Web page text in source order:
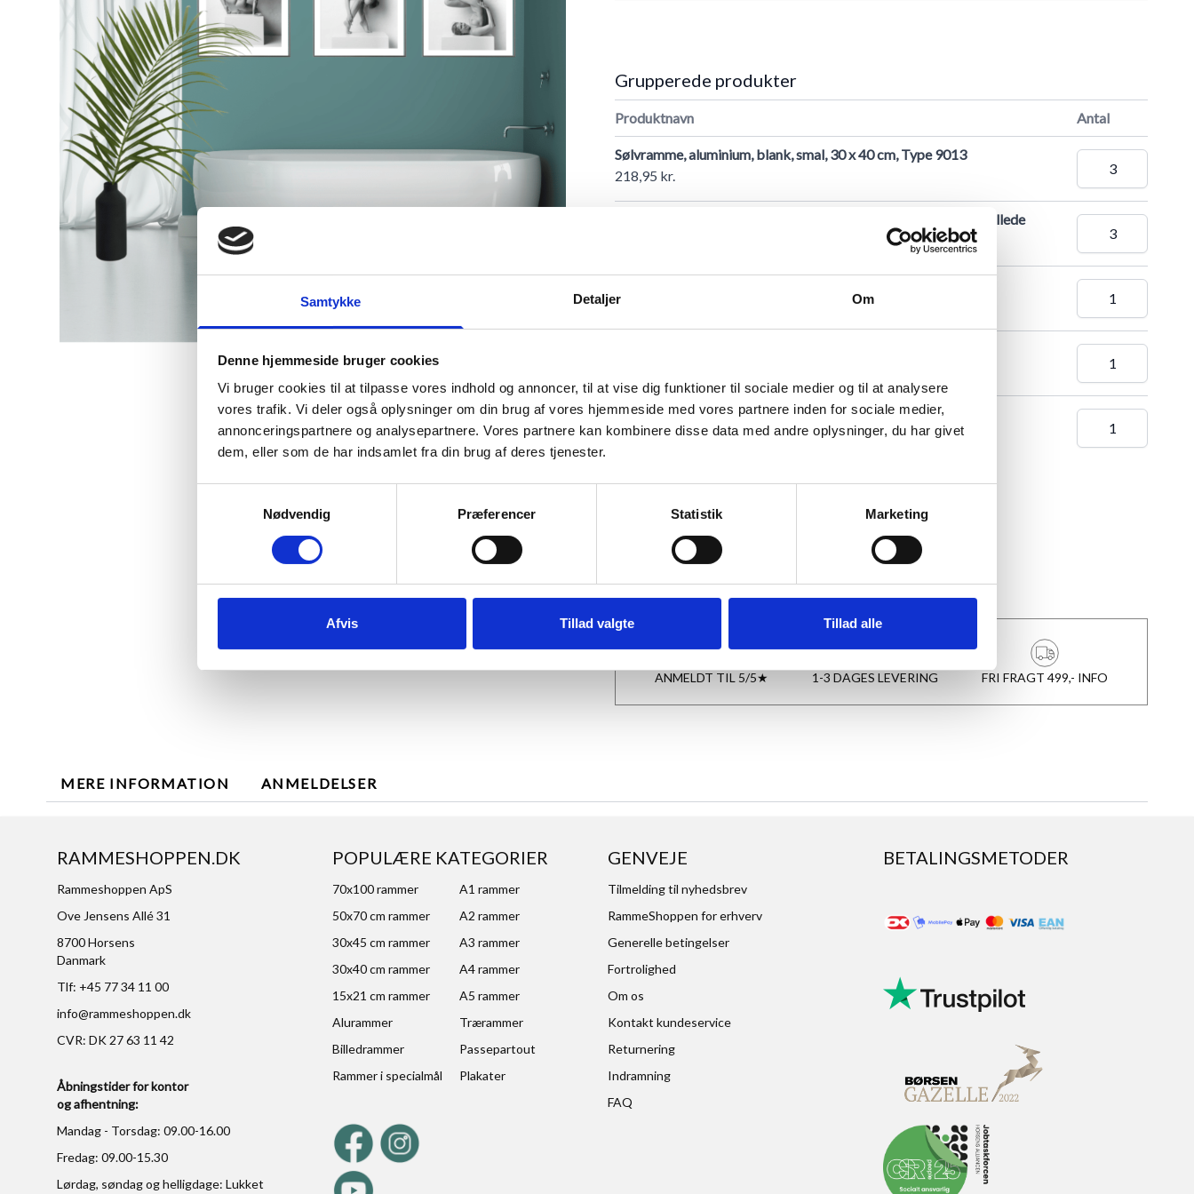
Samtykke Detaljer Om
Denne hjemmeside bruger cookies
Vi bruger cookies til at tilpasse vores indhold og annoncer, til at vise dig funktioner til sociale medier og til at analysere
vores trafik. Vi deler også oplysninger om din brug af vores hjemmeside med vores partnere inden for sociale medier,
annonceringspartnere og analysepartnere. Vores partnere kan kombinere disse data med andre oplysninger, du har givet
dem, eller som de har indsamlet fra din brug af deres tjenester.
Nødvendig
Præferencer Statistik Marketing
Afvis Tillad valgte Tillad alle
Grupperede produkter
Produktnavn Antal
Sølvramme, aluminium, blank, smal, 30 x 40 cm, Type 9013
218,95 kr.
Passepartout, neutral frost hvid, 30 x 40 cm til 21 x 30 cm A4 billede
129,00 kr.
Plakat, Sculpture 01-21x30 cm A4
129,00 kr.
★Anmeldt til 5/5★
ANMELDT TIL 5/5★ 1-3 DAGES LEVERING FRI FRAGT 499,- INFO
MERE INFORMATION ANMELDELSER
RAMMESHOPPEN.DK
Rammeshoppen ApS
Ove Jensens Allé 31
8700 Horsens
Danmark
Tlf: +45 77 34 11 00
info@rammeshoppen.dk
CVR: DK 27 63 11 42
Åbningstider for kontor
og afhentning:
Mandag - Torsdag: 09.00-16.00
Fredag: 09.00-15.30
Lørdag, søndag og helligdage: Lukket
POPULÆRE KATEGORIER
70x100 rammer
A1 rammer
50x70 cm rammer
A2 rammer
30x45 cm rammer
A3 rammer
30x40 cm rammer
A4 rammer
15x21 cm rammer
A5 rammer
Alurammer
Trærammer
Billedrammer
Passepartout
Rammer i specialmål
Plakater
GENVEJE
Tilmelding til nyhedsbrev
RammeShoppen for erhverv
Generelle betingelser
Fortrolighed
Om os
Kontakt kundeservice
Returnering
Indramning
FAQ
BETALINGSMETODER